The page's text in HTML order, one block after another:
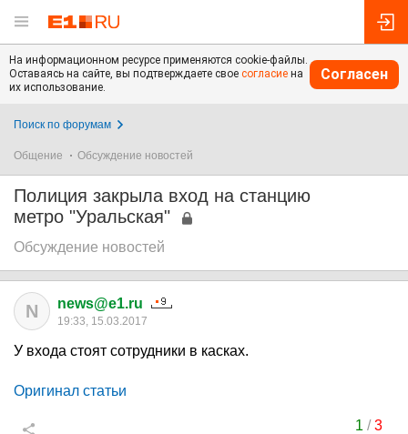
На информационном ресурсе применяются cookie-файлы.
Оставаясь на сайте, вы подтверждаете свое согласие на
их использование.
Согласен
Поиск по форумам
Общение Обсуждение новостей
Полиция закрыла вход на станцию
метро "Уральская"
Обсуждение новостей
N news@e1.ru
19:33, 15.03.2017
У входа стоят сотрудники в касках.
Оригинал статьи
1 /3